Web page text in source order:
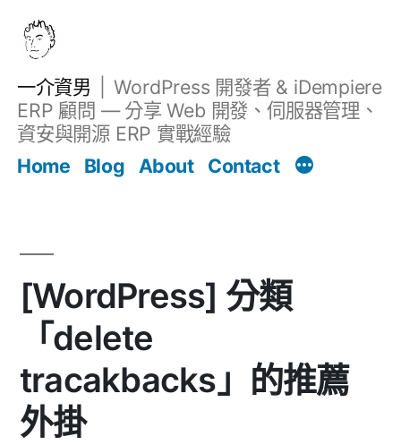
一介資男
WordPress 開發者 & iDempiere
ERP 顧問 — 分享 Web 開發、伺服器管理、
資安與開源 ERP 實戰經驗
Home
Blog About Contact
[WordPress] 分類
「delete
tracakbacks」的推薦
外掛
文章 Filter